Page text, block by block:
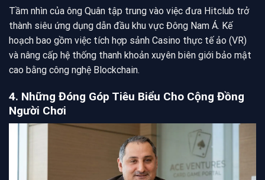
Tầm nhìn của ông Quân tập trung vào việc đưa Hitclub trở
thành siêu ứng dụng dẫn đầu khu vực Đông Nam Á. Kế
hoạch bao gồm việc tích hợp sảnh Casino thực tế ảo (VR)
và nâng cấp hệ thống thanh khoản xuyên biên giới bảo mật
cao bằng công nghệ Blockchain.
4. Những Đóng Góp Tiêu Biểu Cho Cộng Đồng
Người Chơi